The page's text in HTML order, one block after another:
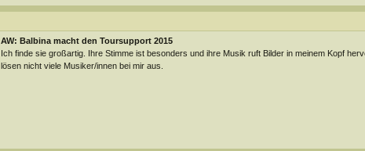
AW: Balbina macht den Toursupport 2015
Ich finde sie großartig. Ihre Stimme ist besonders und ihre Musik ruft Bilder in meinem Kopf
lösen nicht viele Musiker/innen bei mir aus.